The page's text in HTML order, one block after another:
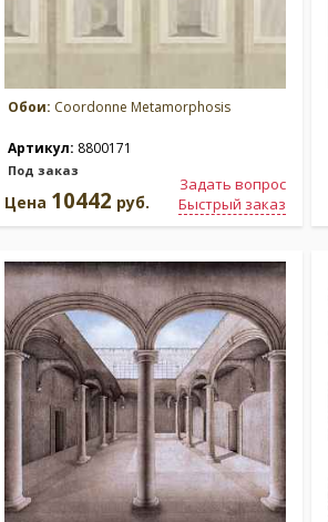
Обои: Coordonne Metamorphosis
Артикул: 8800171
Под заказ
Задать вопрос
Быстрый заказ
Цена 10442 руб.